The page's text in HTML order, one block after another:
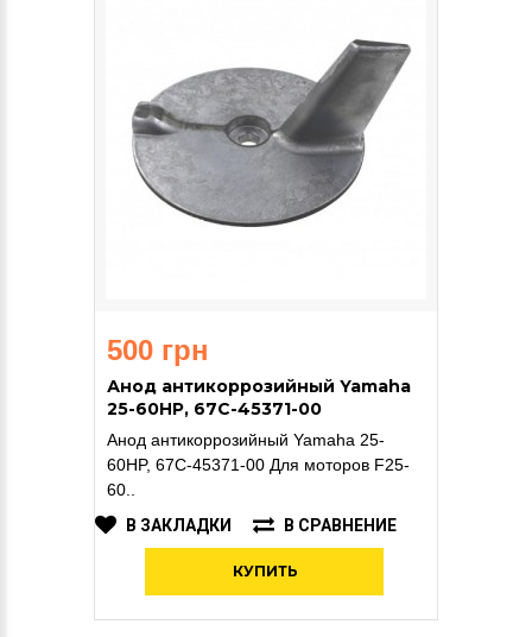
500 грн
Анод антикоррозийный Yamaha
25-60HP, 67C-45371-00
Анод антикоррозийный Yamaha 25-
60HP, 67C-45371-00 Для моторов F25-
60..
В ЗАКЛАДКИ
В СРАВНЕНИЕ
КУПИТЬ